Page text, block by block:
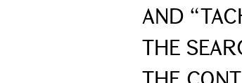
AND
THE